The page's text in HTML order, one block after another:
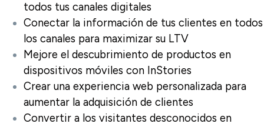
todos tus canales digitales
Conectar la información de tus clientes en todos
los canales para maximizar su LTV
Mejore el descubrimiento de productos en
dispositivos móviles con InStories
Crear una experiencia web personalizada para
aumentar la adquisición de clientes
Convertir a los visitantes desconocidos en